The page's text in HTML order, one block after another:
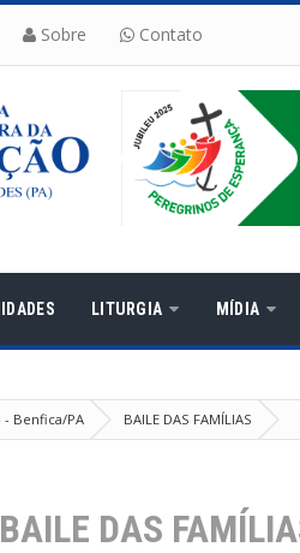
Sobre Contato
LITURGIA MÍDIA
- Benfica/PA BAILE DAS FAMÍLIAS
BAILE DAS